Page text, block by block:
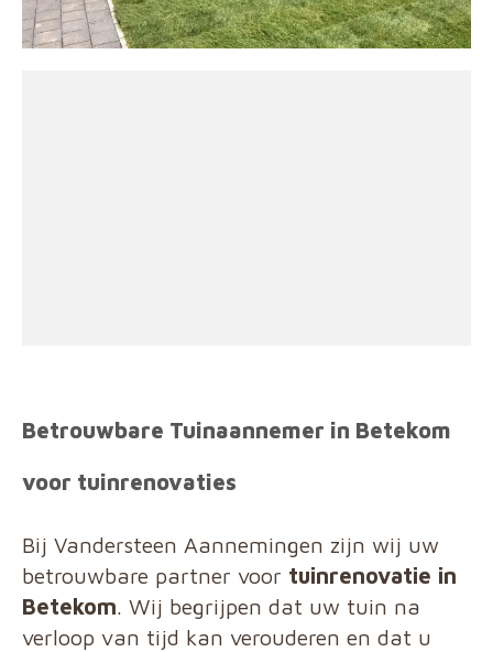
Betrouwbare Tuinaannemer in Betekom
voor tuinrenovaties
Bij Vandersteen Aannemingen zijn wij uw
betrouwbare partner voor tuinrenovatie in
Betekom. Wij begrijpen dat uw tuin na
verloop van tijd kan verouderen en dat u